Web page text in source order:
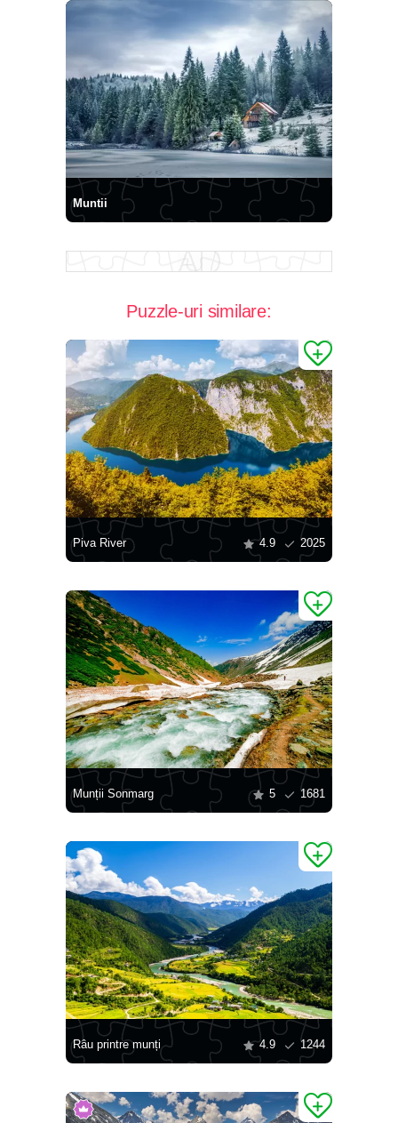
Muntii
Puzzle-uri similare:
Piva River 4.9 2025
Munții Sonmarg 5 1681
Râu printre munți 4.9 1244